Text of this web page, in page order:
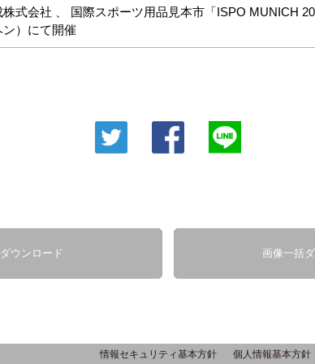
株式会社 国際スポーツ用品見本市「ISPO MUNICH
ン）にて開催
ウンロード 画像一括
情報セキュリティ基本方針 個人情報基本方針